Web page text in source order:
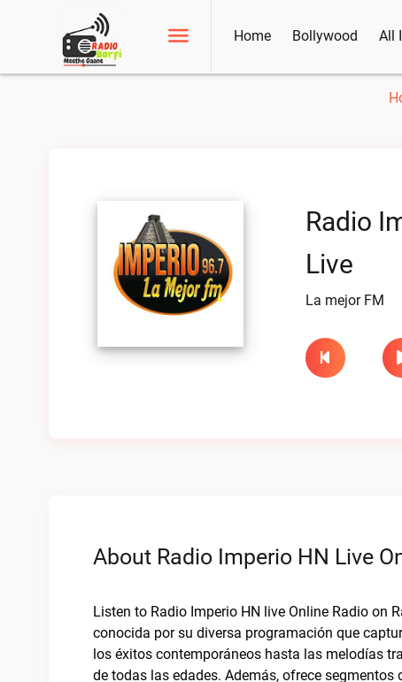
Home Bollywood All
Radio
Live
La mejor FM
About Radio Imperio HN Live
Listen to Radio Imperio HN live Online Radio on
conocida por su diversa programación que
los éxitos contemporáneos hasta las melodías
de todas las edades. Además, ofrece